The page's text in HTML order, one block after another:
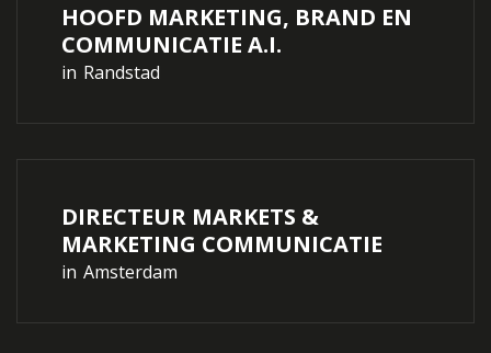
HOOFD MARKETING, BRAND EN
COMMUNICATIE A.I.
in Randstad
DIRECTEUR MARKETS &
MARKETING COMMUNICATIE
in Amsterdam